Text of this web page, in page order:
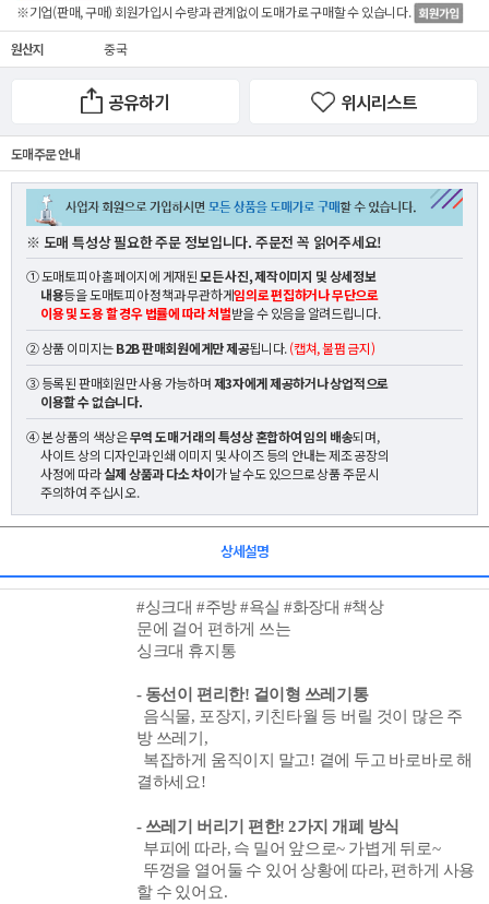
※기업(판매, 구매) 회원가입시 수량과 관계없이도매가로 구매할 수 있습니다.
원산지 중국
공유하기 위시리스트
도매 주문 안내
※ 도매 특성상 필요한 주문 정보입니다. 주문전 꼭 읽어주세요!
① 도매토피아 홈페이지에 게재된모든 사진, 제작이미지 및 상세정보
내용등을 도매토피아 정책과 무관하게임의로 편집하거나 무단으로
이용 및 도용 할 경우 법률에 따라 처벌받을 수 있음을 알려드립니다.
② 상품 이미지는B2B 판매회원에게만 제공됩니다.(캡쳐, 불펌 금지)
③ 등록된 판매회원만 사용 가능하며제3자에게 제공하거나 상업적으로
이용할 수 없습니다.
④ 본 상품의 색상은무역 도매 거래의 특성상 혼합하여 임의 배송되며,
사이트 상의 디자인과 인쇄 이미지 및 사이즈 등의 안내는 제조 공장의
사정에 따라실제 상품과 다소 차이가 날 수도 있으므로 상품 주문 시
주의하여 주십시오.
상세설명
#싱크대 #주방 #욕실 #화장대 #책상
문에 걸어 편하게 쓰는
싱크대 휴지통
- 동선이 편리한! 걸이형 쓰레기통
음식물, 포장지, 키친타월 등 버릴 것이 많은 주
방 쓰레기,
복잡하게 움직이지 말고! 곁에 두고 바로바로 해
결하세요!
- 쓰레기 버리기 편한!2가지 개폐
방식
부피에 따라, 슥 밀어 앞으로~ 가볍게 뒤로~
뚜껑을 열어둘 수 있어 상황에 따라, 편하게 사용
할 수 있어요.